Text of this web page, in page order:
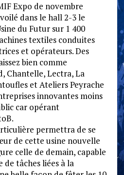
Expo de novembre
dans le hall 2-3 le
du Futur sur 1 400
textiles conduites
et opérateurs. Des
bien comme
Chantelle, Lectra, La
et Ateliers Peyrache
innovantes moins
car opérant
permettra de se
de cette usine nouvelle
celle de demain, capable
de tâches liées à la